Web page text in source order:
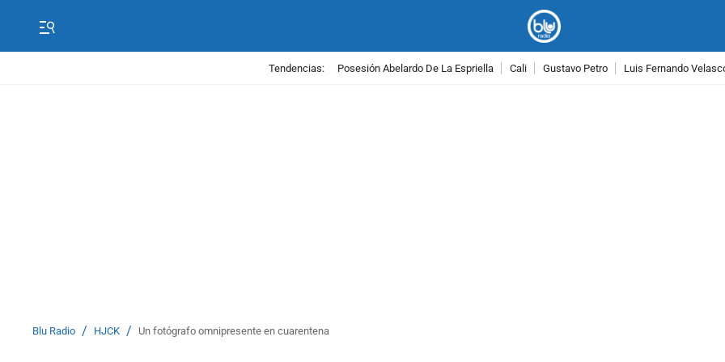
Tendencias: Posesión Abelardo De La Espriella Cali Gustavo Petro Luis Fernando
Blu Radio / HJCK / Un fotógrafo omnipresente en cuarentena